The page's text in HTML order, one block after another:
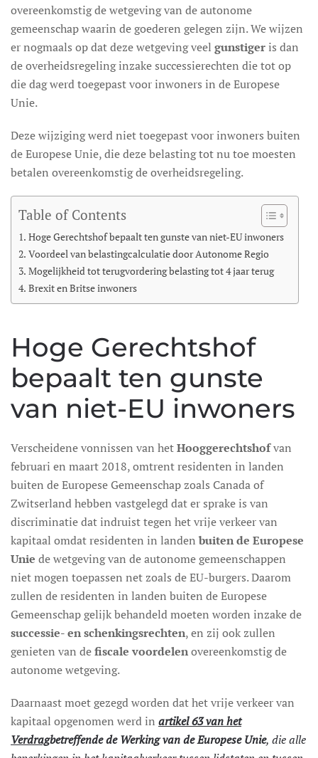
overeenkomstig de wetgeving van de autonome
gemeenschap waarin de goederen gelegen zijn. We wijzen
er nogmaals op dat deze wetgeving veel gunstigeris dan
de overheidsregeling inzake successierechten die tot op
die dag werd toegepast voor inwoners in de Europese
Unie.
Deze wijziging werd niet toegepast voor inwoners buiten
de Europese Unie, die deze belasting tot nu toe moesten
betalen overeenkomstig de overheidsregeling.
Table of Contents
Hoge Gerechtshof bepaalt ten gunste van niet-EU inwoners
Voordeel van belastingcalculatie door Autonome Regio
Mogelijkheid tot terugvordering belasting tot 4 jaar terug
Brexit en Britse inwoners
Hoge Gerechtshof
bepaalt ten gunste
van niet-EU inwoners
Verscheidene vonnissen van hetHooggerechtshofvan
februari en maart 2018, omtrent residenten in landen
buiten de Europese Gemeenschap zoals Canada of
Zwitserland hebben vastgelegd dat er sprake is van
discriminatie dat indruist tegen het vrije verkeer van
kapitaal omdat residenten in landen buiten de Europese
Unie de wetgeving van de autonome gemeenschappen
niet mogen toepassen net zoals de EU-burgers. Daarom
zullen de residenten in landen buiten de Europese
Gemeenschap gelijk behandeld moeten worden inzake de
successie- en schenkingsrechten, en zij ook zullen
genieten van defiscale voordelenovereenkomstig de
autonome wetgeving.
Daarnaast moet gezegd worden dat het vrije verkeer van
kapitaal opgenomen werd in artikel 63 van het
Verdragbetreffende de Werking van de Europese Unie, die alle